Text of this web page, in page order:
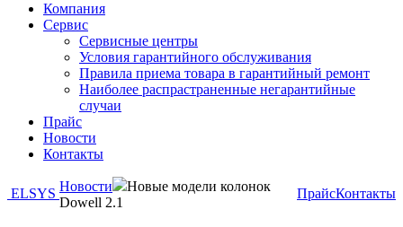
Компания
Сервис
Сервисные центры
Условия гарантийного обслуживания
Правила приема товара в гарантийный ремонт
Наиболее распрастраненные негарантийные
случаи
Прайс
Новости
Контакты
ELSYS Новости
Новые модели колонок
Dowell 2.1
ПрайсКонтакты